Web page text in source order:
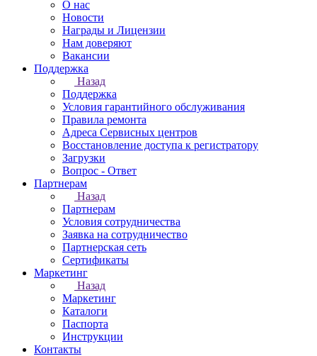
О нас
Новости
Награды и Лицензии
Нам доверяют
Вакансии
Поддержка
Назад
Поддержка
Условия гарантийного обслуживания
Правила ремонта
Адреса Сервисных центров
Восстановление доступа к регистратору
Загрузки
Вопрос - Ответ
Партнерам
Назад
Партнерам
Условия сотрудничества
Заявка на сотрудничество
Партнерская сеть
Сертификаты
Маркетинг
Назад
Маркетинг
Каталоги
Паспорта
Инструкции
Контакты